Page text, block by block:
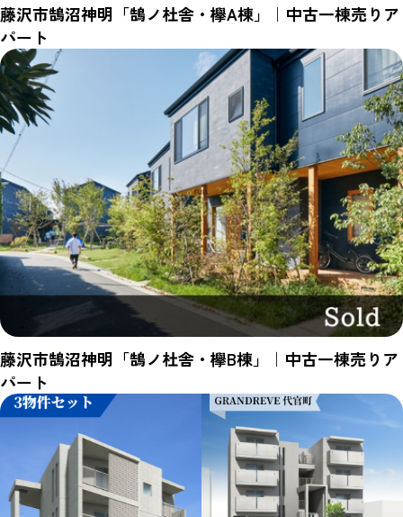
藤沢市鵠沼神明「鵠ノ杜舎・欅A棟」｜中古一棟売りア
パート
藤沢市鵠沼神明「鵠ノ杜舎・欅B棟」｜中古一棟売りア
パート